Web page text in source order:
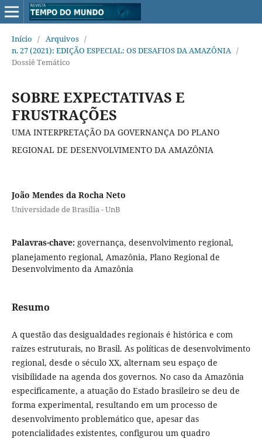
Início / Arquivos /
n. 27 (2021): EDIÇÃO ESPECIAL: OS DESAFIOS DA AMAZÔNIA /
Dossiê Temático
SOBRE EXPECTATIVAS E
FRUSTRAÇÕES
UMA INTERPRETAÇÃO DA GOVERNANÇA DO PLANO
REGIONAL DE DESENVOLVIMENTO DA AMAZÔNIA
João Mendes da Rocha Neto
Universidade de Brasília - UnB
Palavras-chave: governança, desenvolvimento regional,
planejamento regional, Amazônia, Plano Regional de
Desenvolvimento da Amazônia
Resumo
A questão das desigualdades regionais é histórica e com
raízes estruturais, no Brasil. As políticas de desenvolvimento
regional, desde o século XX, alternam seu espaço de
visibilidade na agenda dos governos. No caso da Amazônia
especificamente, a atuação do Estado brasileiro se deu de
forma experimental, resultando em um processo de
desenvolvimento problemático que, apesar das
potencialidades existentes, configurou um quadro